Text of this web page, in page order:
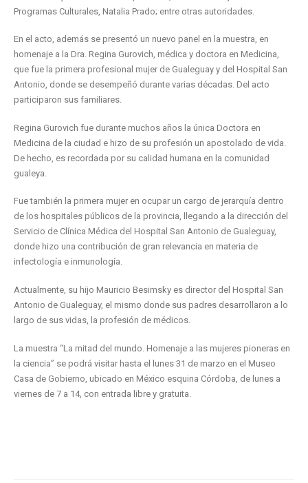
Programas Culturales, Natalia Prado; entre otras autoridades.
En el acto, además se presentó un nuevo panel en la muestra, en
homenaje a la Dra. Regina Gurovich, médica y doctora en Medicina,
que fue la primera profesional mujer de Gualeguay y del Hospital San
Antonio, donde se desempeñó durante varias décadas. Del acto
participaron sus familiares.
Regina Gurovich fue durante muchos años la única Doctora en
Medicina de la ciudad e hizo de su profesión un apostolado de vida.
De hecho, es recordada por su calidad humana en la comunidad
gualeya.
Fue también la primera mujer en ocupar un cargo de jerarquía dentro
de los hospitales públicos de la provincia, llegando a la dirección del
Servicio de Clínica Médica del Hospital San Antonio de Gualeguay,
donde hizo una contribución de gran relevancia en materia de
infectología e inmunología.
Actualmente, su hijo Mauricio Besimsky es director del Hospital San
Antonio de Gualeguay, el mismo donde sus padres desarrollaron a lo
largo de sus vidas, la profesión de médicos.
La muestra “La mitad del mundo. Homenaje a las mujeres pioneras en
la ciencia” se podrá visitar hasta el lunes 31 de marzo en el Museo
Casa de Gobierno, ubicado en México esquina Córdoba, de lunes a
viernes de 7 a 14, con entrada libre y gratuita.